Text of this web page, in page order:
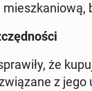
że
z